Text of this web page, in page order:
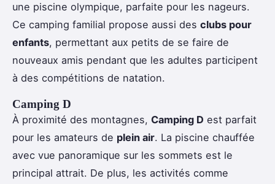
une piscine olympique, parfaite pour les nageurs.
Ce camping familial propose aussi des clubs pour
enfants, permettant aux petits de se faire de
nouveaux amis pendant que les adultes participent
à des compétitions de natation.
Camping D
À proximité des montagnes, Camping D est parfait
pour les amateurs de plein air. La piscine chauffée
avec vue panoramique sur les sommets est le
principal attrait. De plus, les activités comme